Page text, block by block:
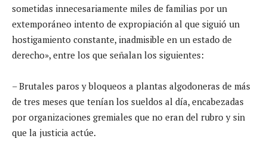
sometidas innecesariamente miles de familias por un
extemporáneo intento de expropiación al que siguió un
hostigamiento constante, inadmisible en un estado de
derecho», entre los que señalan los siguientes:
– Brutales paros y bloqueos a plantas algodoneras de más
de tres meses que tenían los sueldos al día, encabezadas
por organizaciones gremiales que no eran del rubro y sin
que la justicia actúe.